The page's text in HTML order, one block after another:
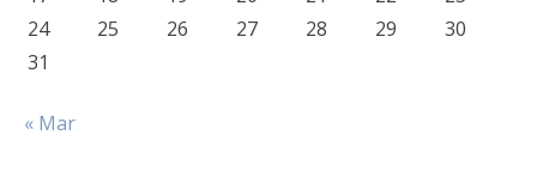
24
25 26 27 28 29
30
31
« Mar